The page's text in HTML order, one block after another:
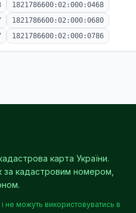
1821786600:02:000:0468
1821786600:02:000:0680
1821786600:02:000:0786
карта України.
за кадастровим номером,
і не можуть використовуватись в